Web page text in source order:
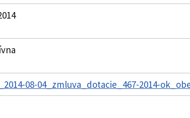
08-04_zmluva_dotacie_467-2014-